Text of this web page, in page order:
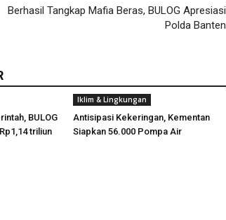
Berhasil Tangkap Mafia Beras, BULOG Apresiasi
Polda Banten
BULOG
triliun
Iklim & Lingkungan
Antisipasi Kekeringan, Kementan
Siapkan 56.000 Pompa Air